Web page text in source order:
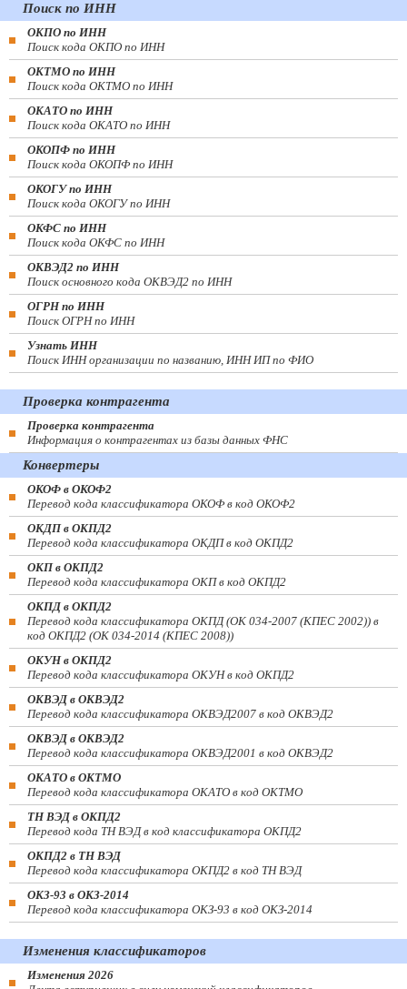
Поиск по ИНН
ОКПО по ИНН
Поиск кода ОКПО по ИНН
ОКТМО по ИНН
Поиск кода ОКТМО по ИНН
ОКАТО по ИНН
Поиск кода ОКАТО по ИНН
ОКОПФ по ИНН
Поиск кода ОКОПФ по ИНН
ОКОГУ по ИНН
Поиск кода ОКОГУ по ИНН
ОКФС по ИНН
Поиск кода ОКФС по ИНН
ОКВЭД2 по ИНН
Поиск основного кода ОКВЭД2 по ИНН
ОГРН по ИНН
Поиск ОГРН по ИНН
Узнать ИНН
Поиск ИНН организации по названию, ИНН ИП по ФИО
Проверка контрагента
Проверка контрагента
Информация о контрагентах из базы данных ФНС
Конвертеры
ОКОФ в ОКОФ2
Перевод кода классификатора ОКОФ в код ОКОФ2
ОКДП в ОКПД2
Перевод кода классификатора ОКДП в код ОКПД2
ОКП в ОКПД2
Перевод кода классификатора ОКП в код ОКПД2
ОКПД в ОКПД2
Перевод кода классификатора ОКПД (ОК 034-2007 (КПЕС 2002)) в
код ОКПД2 (ОК 034-2014 (КПЕС 2008))
ОКУН в ОКПД2
Перевод кода классификатора ОКУН в код ОКПД2
ОКВЭД в ОКВЭД2
Перевод кода классификатора ОКВЭД2007 в код ОКВЭД2
ОКВЭД в ОКВЭД2
Перевод кода классификатора ОКВЭД2001 в код ОКВЭД2
ОКАТО в ОКТМО
Перевод кода классификатора ОКАТО в код ОКТМО
ТН ВЭД в ОКПД2
Перевод кода ТН ВЭД в код классификатора ОКПД2
ОКПД2 в ТН ВЭД
Перевод кода классификатора ОКПД2 в код ТН ВЭД
ОКЗ-93 в ОКЗ-2014
Перевод кода классификатора ОКЗ-93 в код ОКЗ-2014
Изменения классификаторов
Изменения 2026